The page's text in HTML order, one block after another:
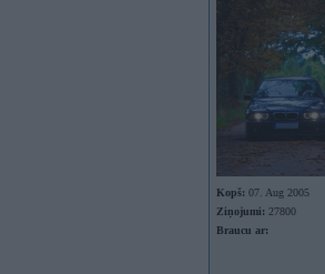
Kopš: 07. Aug 2005
Ziņojumi: 27800
Braucu ar: